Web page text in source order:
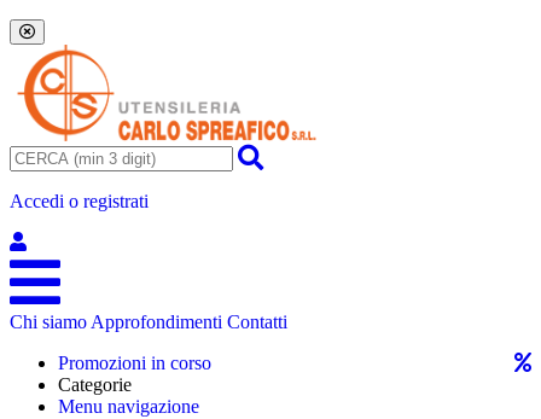
Accedi o registrati
Chi siamo Approfondimenti Contatti
Promozioni in corso
Categorie
Menu navigazione